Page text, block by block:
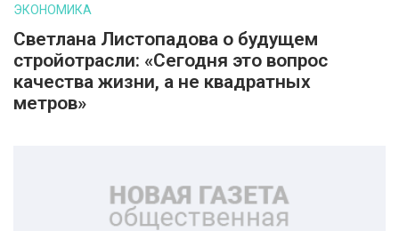
ЭКОНОМИКА
Светлана Листопадова о будущем
стройотрасли: «Сегодня это вопрос
качества жизни, а не квадратных
метров»